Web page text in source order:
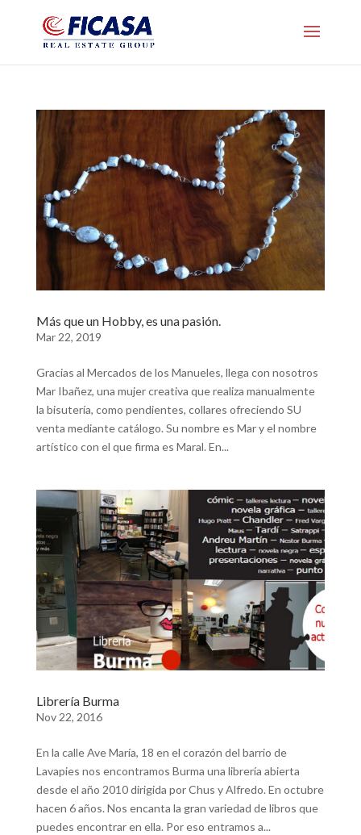
Más que un Hobby, es una pasión.
Mar 22, 2019
Gracias al Mercados de los Manueles, llega con nosotros
Mar Ibañez, una mujer creativa que realiza manualmente
la bisutería, como pendientes, collares ofreciendo SU
venta mediante catálogo. Su nombre es Mar y el nombre
artístico con el que firma es Maral. En...
Librería Burma
Nov 22, 2016
En la calle Ave María, 18 en el corazón del barrio de
Lavapies nos encontramos Burma una librería abierta
desde el año 2010 dirigida por Chus y Alfredo. En octubre
hacen 6 años. Nos encanta la gran variedad de libros que
puedes encontrar en ella. Por eso entramos a...